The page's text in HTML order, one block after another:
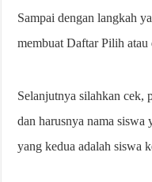
Sampai dengan langkah
membuat Daftar Pilih
Selanjutnya silahkan
dan harusnya nama
yang kedua adalah siswa